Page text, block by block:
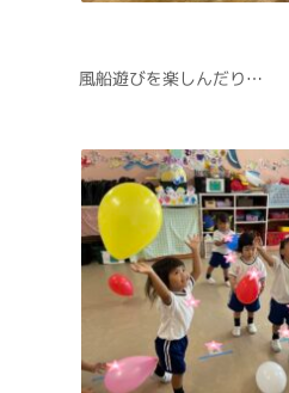
風船遊びを楽しんだり…